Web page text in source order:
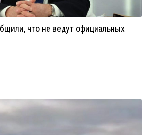
что не ведут официальных